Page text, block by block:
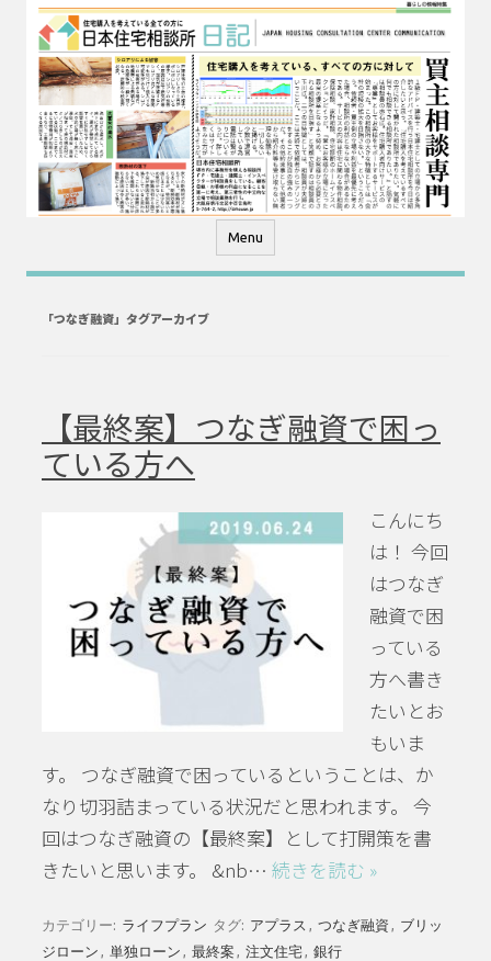
コ
テ
ン
ツ
へ
ス
キ
ッ
プ
Menu
「つなぎ融資」タグアーカイブ
【最終案】つなぎ融資で困っ
ている方へ
こんにち
は！ 今回
はつなぎ
融資で困
っている
方へ書き
たいとお
もいま
す。 つなぎ融資で困っているということは、か
なり切羽詰まっている状況だと思われます。 今
回はつなぎ融資の【最終案】として打開策を書
きたいと思います。 &nb… 続きを読む »
カテゴリー: ライフプラン タグ: アプラス , つなぎ融資 , ブリッ
ジローン , 単独ローン , 最終案 , 注文住宅, 銀行